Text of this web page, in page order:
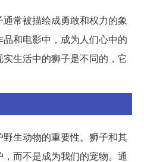
常被描绘成勇敢和权力的象
和电影中，成为人们心中的
生活中的狮子是不同的，它
生动物的重要性。狮子和其
而不是成为我们的宠物。通